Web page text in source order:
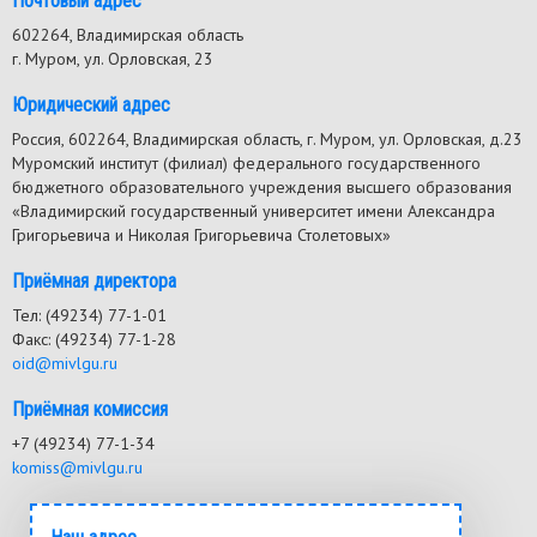
602264, Владимирская область
г. Муром, ул. Орловская, 23
Юридический адрес
Россия, 602264, Владимирская область, г. Муром, ул. Орловская, д.23
Муромский институт (филиал) федерального государственного
бюджетного образовательного учреждения высшего образования
«Владимирский государственный университет имени Александра
Григорьевича и Николая Григорьевича Столетовых»
Приёмная директора
Тел: (49234) 77-1-01
Факс: (49234) 77-1-28
oid@mivlgu.ru
Приёмная комиссия
+7 (49234) 77-1-34
komiss@mivlgu.ru